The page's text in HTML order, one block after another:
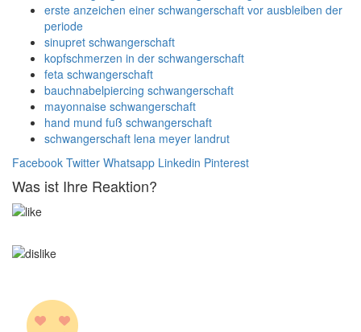
erste anzeichen einer schwangerschaft vor ausbleiben der
periode
sinupret schwangerschaft
kopfschmerzen in der schwangerschaft
feta schwangerschaft
bauchnabelpiercing schwangerschaft
mayonnaise schwangerschaft
hand mund fuß schwangerschaft
schwangerschaft lena meyer landrut
Facebook Twitter Whatsapp Linkedin Pinterest
Was ist Ihre Reaktion?